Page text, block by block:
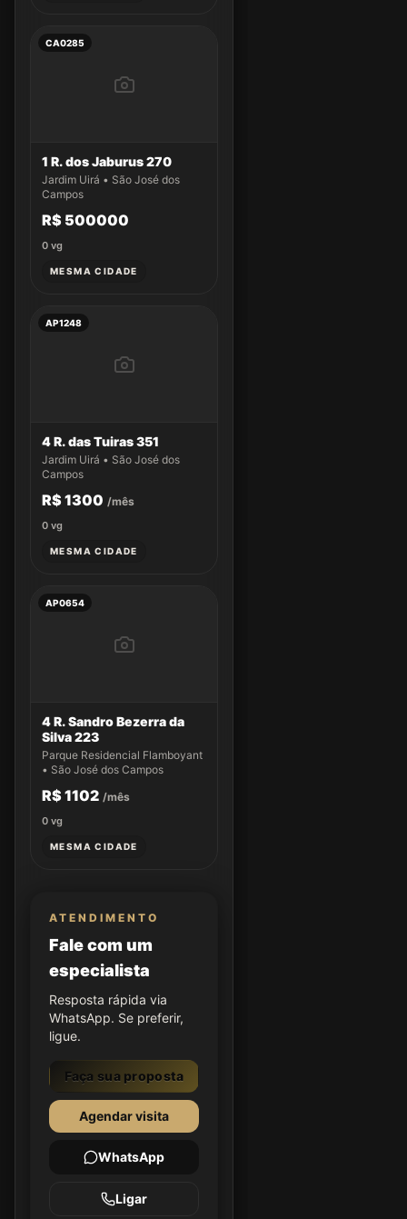
CA0285
1 R. dos Jaburus 270
Jardim Uirá • São José dos
Campos
R$ 500000
0 vg
MESMA CIDADE
AP1248
4 R. das Tuiras 351
Jardim Uirá • São José dos
Campos
R$ 1300 /mês
0 vg
MESMA CIDADE
AP0654
4 R. Sandro Bezerra da
Silva 223
Parque Residencial Flamboyant
• São José dos Campos
R$ 1102 /mês
0 vg
MESMA CIDADE
ATENDIMENTO
Fale com um
especialista
Resposta rápida via
WhatsApp. Se preferir,
ligue.
Faça sua proposta
Agendar visita
WhatsApp
Ligar